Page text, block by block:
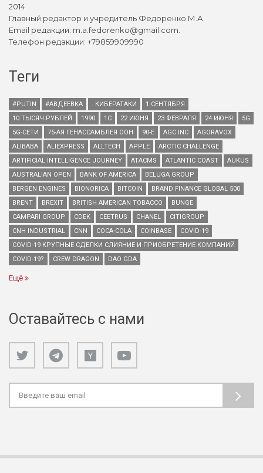
2014
Главный редактор и учредитель Федоренко М.А.
Email редакции: m.a.fedorenko@gmail.com.
Телефон редакции: +79859909990
Теги
#PUTIN #АВДЕЕВКА . КИБЕРАТАКИ
1 СЕНТЯБРЯ
10 ТЫСЯЧ РУБЛЕЙ
1990 1С 22 ИЮНЯ 23 ФЕВРАЛЯ 24 ИЮНЯ
5G
5G-СЕТИ
75-АЯ ГЕНАССАМБЛЕЯ ООН 90-Е AGC INC
AGORAVOX
ALIBABA
ALIEXPRESS ALLTECH APPLE
ARCTIC CHALLENGE
ARTIFICIAL INTELLIGENCE JOURNEY
ATACMS ATLANTIC COAST
AUKUS
AUSTRALIAN OPEN
BANK OF AMERICA
BELUGA GROUP
BERGEN ENGINES
BIONORICA BITCOIN
BRAND FINANCE GLOBAL 500
BRENT
BREXIT BRITISH AMERICAN TOBACCO
BUNGE
CAMPARI GROUP
CDEK CEETRUS CHANEL
CITIGROUP
CNH INDUSTRIAL
CNN COCA-COLA COINBASE
COVID-19
COVID-19 КРУПНЫЕ СДЕЛКИ СЛИЯНИЕ И ПРИОБРЕТЕНИЕ КОМПАНИЙ
COVID-19?
CREW DRAGON DAO GDA
Ещё
Оставайтесь с нами